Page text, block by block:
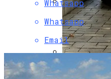
В
Whatsapp
Whatsapp
Email